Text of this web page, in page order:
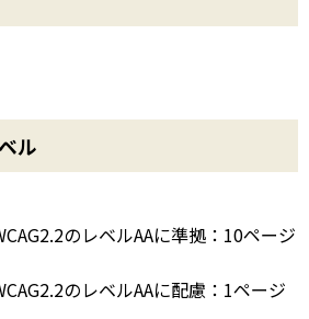
ル
のレベルAAに準拠：10ページ
のレベルAAに配慮：1ページ